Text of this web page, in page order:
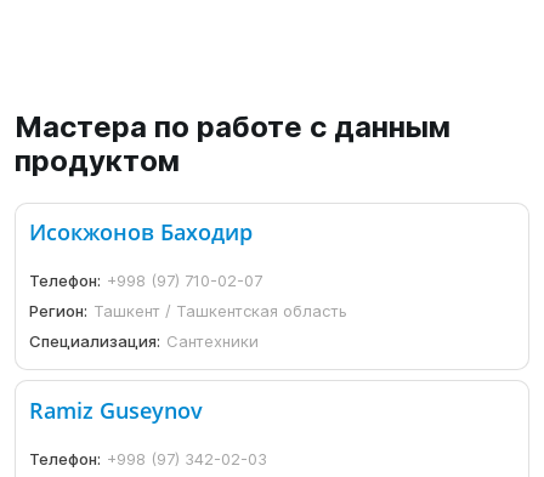
Мастера по работе с данным
продуктом
Исокжонов Баходир
Телефон: +998 (97) 710-02-07
Регион: Ташкент / Ташкентская область
Специализация: Сантехники
Ramiz Guseynov
Телефон: +998 (97) 342-02-03